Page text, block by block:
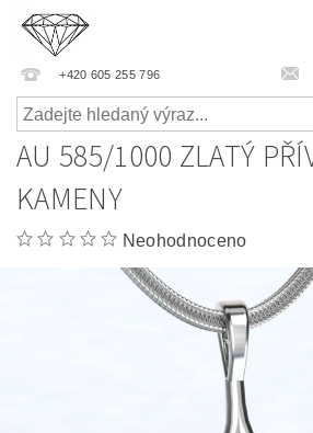
+420 605 255 796
AU 585/1000 ZLATÝ
KAMENY
Neohodnoceno